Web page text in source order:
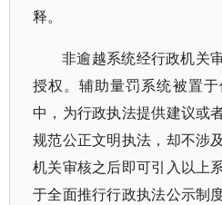
释。
非逾越系统经行政机关
授权。辅助量罚系统被置
中，为行政执法提供建议或
规范公正文明执法，却不涉
机关审核之后即可引入以上
于全面推行行政执法公示制